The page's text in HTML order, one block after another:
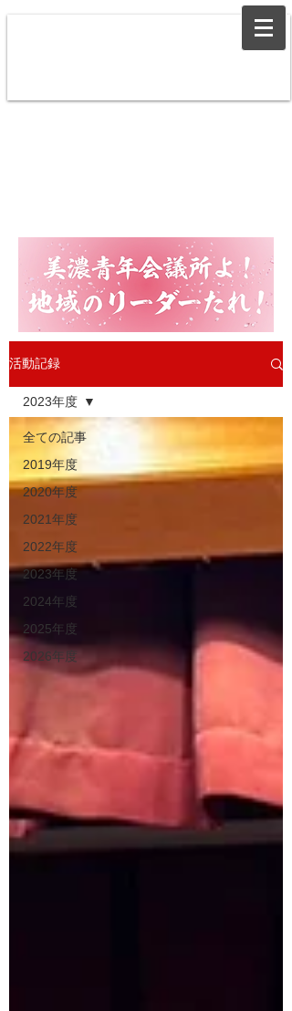
活動記録
全ての記事
2019年度
2020年度
2021年度
2022年度
2023年度
2024年度
2025年度
2026年度
2023年度